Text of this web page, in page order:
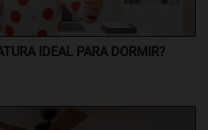
IDEAL PARA DORMIR?